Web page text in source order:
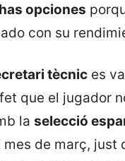
opciones
con su
tècnic es
que el jugador
la selecció
mes de març, just